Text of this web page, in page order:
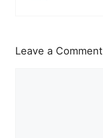
Leave a Comment